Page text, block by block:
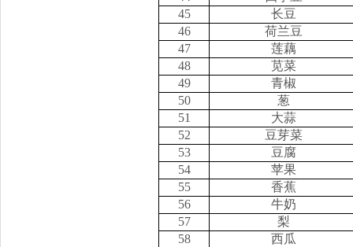
45
长豆
46
荷兰豆
47
莲藕
48
苋菜
49
青椒
50
葱
51
大蒜
52
豆芽菜
53
豆腐
54
苹果
55
香蕉
56
牛奶
57
梨
58
西瓜